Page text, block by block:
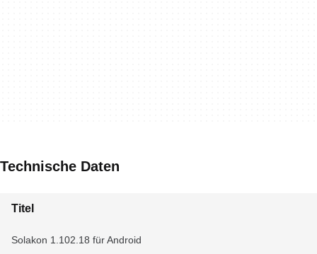
Technische Daten
Titel
Solakon 1.102.18 für Android